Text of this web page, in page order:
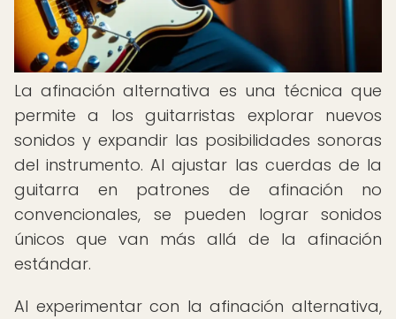
La afinación alternativa es una técnica que
permite a los guitarristas explorar nuevos
sonidos y expandir las posibilidades sonoras
del instrumento. Al ajustar las cuerdas de la
guitarra en patrones de afinación no
convencionales, se pueden lograr sonidos
únicos que van más allá de la afinación
estándar.
Al experimentar con la afinación alternativa,